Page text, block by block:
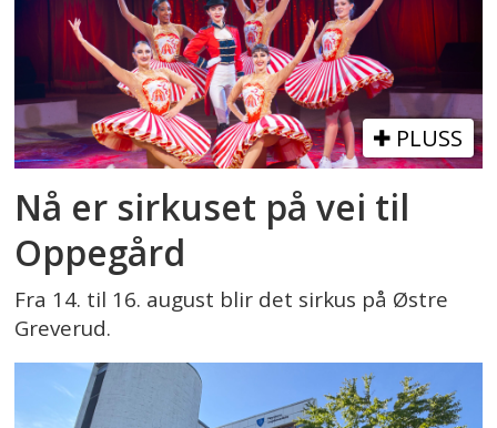
PLUSS
Nå er sirkuset på vei til
Oppegård
Fra 14. til 16. august blir det sirkus på Østre
Greverud.